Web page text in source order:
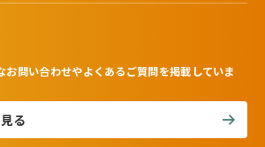
お問い合わせやよくあるご質問を掲載していま
る